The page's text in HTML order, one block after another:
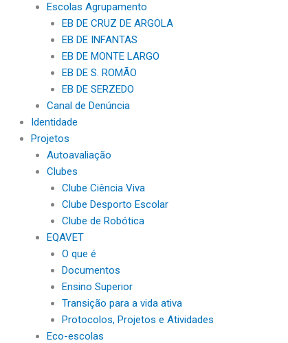
Escolas Agrupamento
EB DE CRUZ DE ARGOLA
EB DE INFANTAS
EB DE MONTE LARGO
EB DE S. ROMÃO
EB DE SERZEDO
Canal de Denúncia
Identidade
Projetos
Autoavaliação
Clubes
Clube Ciência Viva
Clube Desporto Escolar
Clube de Robótica
EQAVET
O que é
Documentos
Ensino Superior
Transição para a vida ativa
Protocolos, Projetos e Atividades
Eco-escolas